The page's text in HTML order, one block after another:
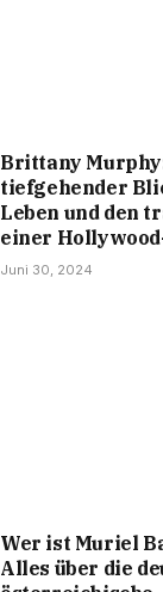
Brittany
tiefgehender
Leben und den
einer
Juni 30, 2024
Wer ist Muriel
Alles über die